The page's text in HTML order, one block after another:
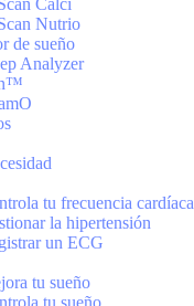
Calci
Nutrio
de sueño
Analyzer
tu frecuencia cardíaca
la hipertensión
un ECG
tu sueño
tu sueño